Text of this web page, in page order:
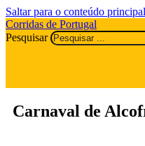
Saltar para o conteúdo principal
Corridas de Portugal
Pesquisar
Carnaval de